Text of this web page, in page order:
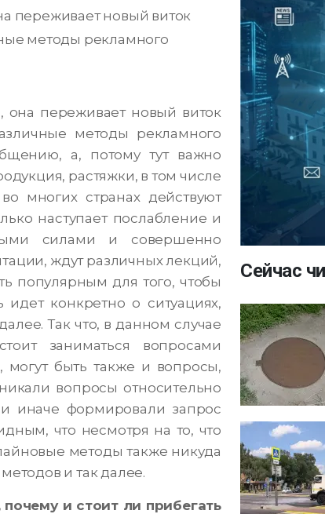
переживает новый виток
методы рекламного
она переживает новый виток
методы рекламного
а, потому тут важно
растяжки, в том числе
многих странах действуют
наступает послабление и
силами и совершенно
ждут различных лекций,
популярным для того, чтобы
идет конкретно о ситуациях,
Так что, в данном случае
заниматься вопросами
быть также и вопросы,
вопросы относительно
иначе формировали запрос
что несмотря на то, что
методы также никуда
и так далее.
и стоит ли прибегать
Сейчас